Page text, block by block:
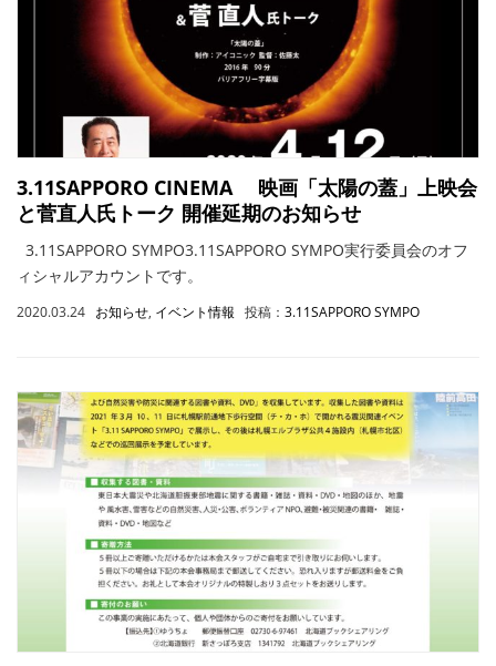
3.11SAPPORO CINEMA 映画「太陽の蓋」上映会
と菅直人氏トーク 開催延期のお知らせ
3.11SAPPORO SYMPO3.11SAPPORO SYMPO実行委員会のオフ
ィシャルアカウントです。
2020.03.24 お知らせ, イベント情報 投稿： 3.11SAPPORO SYMPO